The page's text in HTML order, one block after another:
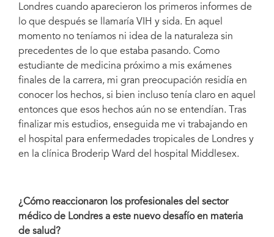
Peter Godfrey-Faussett, asesor principal de ONUSIDA en lo relacionado con
la ciencia.
Londres cuando aparecieron los primeros informes de
lo que después se llamaría VIH y sida. En aquel
momento no teníamos ni idea de la naturaleza sin
precedentes de lo que estaba pasando. Como
estudiante de medicina próximo a mis exámenes
finales de la carrera, mi gran preocupación residía en
conocer los hechos, si bien incluso tenía claro en aquel
entonces que esos hechos aún no se entendían. Tras
finalizar mis estudios, enseguida me vi trabajando en
el hospital para enfermedades tropicales de Londres y
en la clínica Broderip Ward del hospital Middlesex.
¿Cómo reaccionaron los profesionales del sector
médico de Londres a este nuevo desafío en materia
de salud?